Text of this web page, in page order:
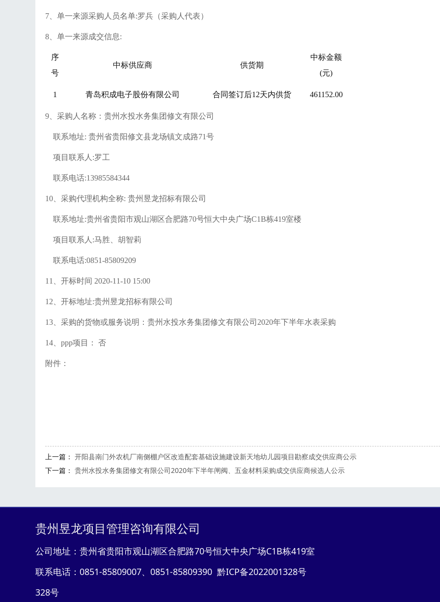
7、单一来源采购人员名单:罗兵 （采购人代表）
8、单一来源成交信息:
序
号
中标供应商 供货期
中标金额
(元)
1 青岛积成电子股份有限公司 合同签订后12天内供货 461152.00
9、采购人名称：贵州水投水务集团修文有限公司
联系地址: 贵州省贵阳修文县龙场镇文成路71号
项目联系人 :罗工
联系电话:13985584344
10、采购代理机构全称: 贵州昱龙招标有限公司
联系地址:贵州省贵阳市观山湖区合肥路70号恒大中央广场C1B栋419室楼
项目联系人 :马胜、胡智莉
联系电话:0851-85809209
11、开标时间 2020-11-10 15:00
12、开标地址:贵州昱龙招标有限公司
13、采购的货物或服务说明： 贵州水投水务集团修文有限公司 2020年下半年水表采购
14 ppp项目： 否
附件：
上一篇： 开阳县南门外农机厂南侧棚户区改造配套基础设施建设新天地幼儿园项目勘察成交供应商公示
下一篇： 贵州水投水务集团修文有限公司2020年下半年闸阀、五金材料采购成交供应商候选人公示
贵州昱龙项目管理咨询有限公司
公司地址：贵州省贵阳市观山湖区合肥路70号恒大中央广场C1B栋419室
联系电话：0851-85809007、0851-85809390 黔ICP备2022001328号
328号